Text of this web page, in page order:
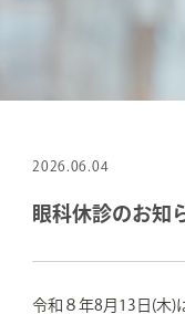
2026.06.04
眼科休診のお知
令和８年8月13日(木)